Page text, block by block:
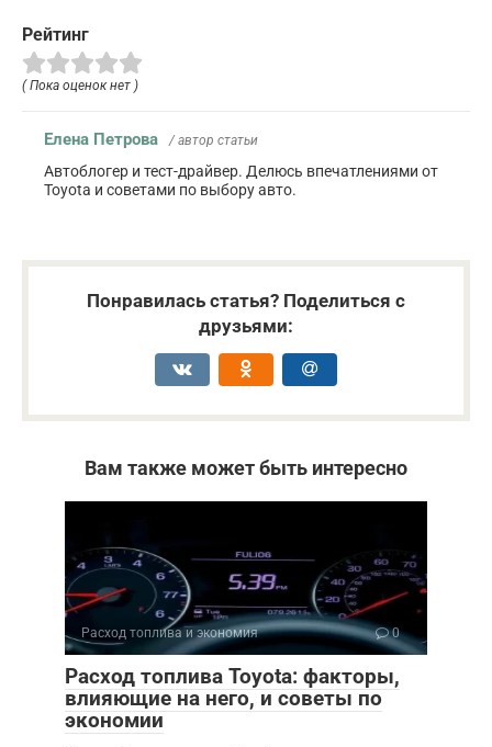
Рейтинг
( Пока оценок нет )
Елена Петрова / автор статьи
Автоблогер и тест-драйвер. Делюсь впечатлениями от
Toyota и советами по выбору авто.
Понравилась статья? Поделиться с
друзьями:
Вам также может быть интересно
Расход топлива и экономия 0
Расход топлива Toyota: факторы,
влияющие на него, и советы по
экономии